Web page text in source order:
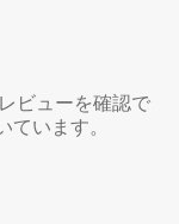
ビューを確認で
います。